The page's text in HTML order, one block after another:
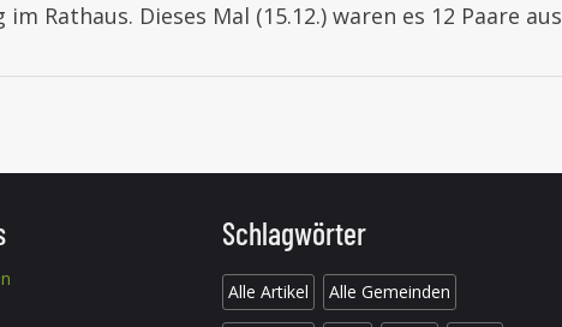
Rathaus. Dieses Mal (15.12.) waren es 12 Paare aus
Schlagwörter
Alle Artikel Alle Gemeinden